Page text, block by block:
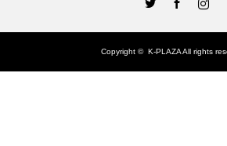
Copyright ©K-PLAZAAll rights